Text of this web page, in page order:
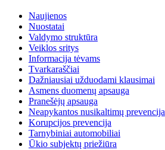
Naujienos
Nuostatai
Valdymo struktūra
Veiklos sritys
Informacija tėvams
Tvarkaraščiai
Dažniausiai užduodami klausimai
Asmens duomenų apsauga
Pranešėjų apsauga
Neapykantos nusikaltimų prevencija
Korupcijos prevencija
Tarnybiniai automobiliai
Ūkio subjektų priežiūra